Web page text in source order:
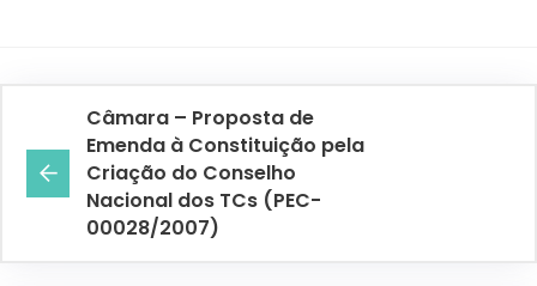
Câmara – Proposta de
Emenda à Constituição pela
Criação do Conselho
Nacional dos TCs (PEC-
00028/2007)